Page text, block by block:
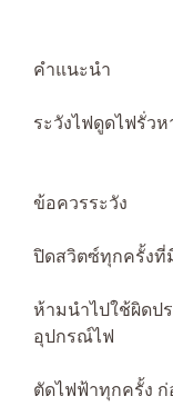
คำแนะนำ
ระวังไฟดูดไฟรั่ว
ข้อควรระวัง
ปิดสวิตซ์ทุกครั้งที่
ห้ามนำไปใช้ผิดป
อุปกรณ์ไฟ
ตัดไฟฟ้าทุกครั้ง